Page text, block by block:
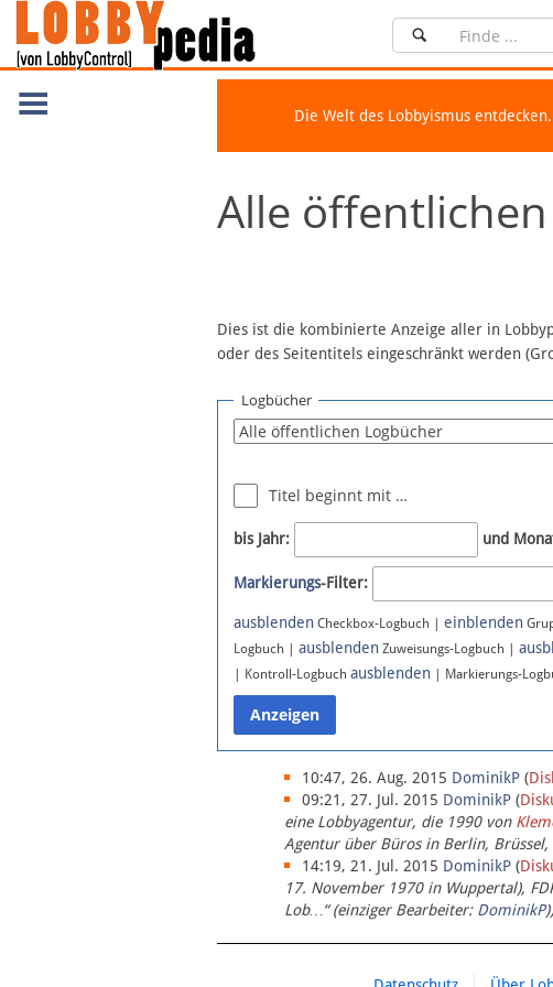
Die Welt des Lobbyismus entdecken.
Alle
Dies ist die kombinierte Anzeige aller in
oder des Seitentitels eingeschränkt werden
Logbücher
Titel beginnt mit …
bis Jahr: und
Markierungs-Filter:
ausblenden Checkbox-Logbuch | einblenden
Logbuch | ausblenden Zuweisungs-Logbuch |
| Kontroll-Logbuch ausblenden | Markierungs-
10:47, 26. Aug. 2015 DominikP (
09:21, 27. Jul. 2015 DominikP (
eine Lobbyagentur, die 1990 von
Agentur über Büros in Berlin, Brüssel,
14:19, 21. Jul. 2015 DominikP (
17. November 1970 in Wuppertal),
Lob…“ (einziger Bearbeiter: DominikP))